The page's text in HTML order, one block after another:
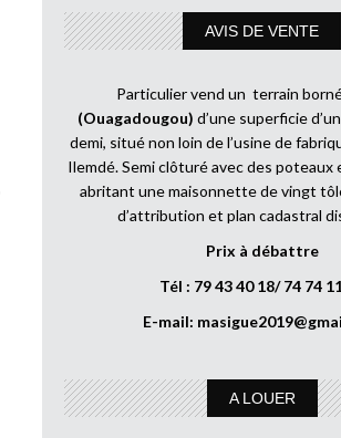
AVIS DE VENTE
Particulier vend un terrain
(Ouagadougou) d’une superficie
demi, situé non loin de l’usine de
Ilemdé. Semi clôturé avec des poteaux
abritant une maisonnette de vingt
d’attribution et plan cadastral
Prix à débattre
Tél : 79 43 40 18/ 74 74
E-mail:
A LOUER